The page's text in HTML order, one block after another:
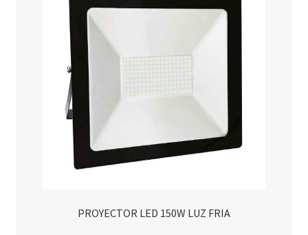
PROYECTOR LED 150W LUZ FRIA